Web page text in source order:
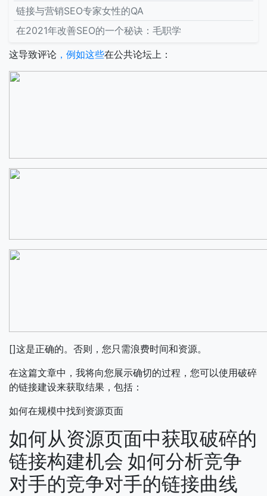
链接与营销SEO专家女性的QA
在2021年改善SEO的一个秘诀：毛职学
这导致评论 ，例如这些在公共论坛上：
[]这是正确的。否则，您只需浪费时间和资源。
在这篇文章中，我将向您展示确切的过程，您可以使用破碎
的链接建设来获取结果，包括：
如何在规模中找到资源页面
如何从资源页面中获取破碎的
链接构建机会 如何分析竞争
对手的竞争对手的链接曲线